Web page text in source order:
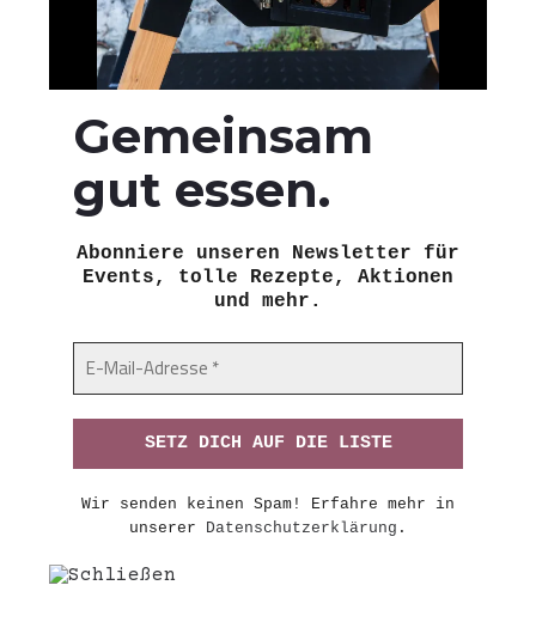
Gemeinsam
gut essen.
Abonniere unseren Newsletter für
Events, tolle Rezepte, Aktionen
und mehr.
Wir senden keinen Spam! Erfahre mehr in
unserer Datenschutzerklärung .